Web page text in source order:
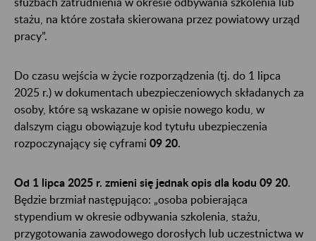
stażu, na które została skierowana przez powiatowy urząd
pracy”.
Do czasu wejścia w życie rozporządzenia (tj. do 1 lipca
2025 r.) w dokumentach ubezpieczeniowych składanych za
osoby, które są wskazane w opisie nowego kodu, w
dalszym ciągu obowiązuje kod tytułu ubezpieczenia
rozpoczynający się cyframi 09 20.
Od 1 lipca 2025 r. zmieni się jednak opis dla kodu 09 20.
Będzie brzmiał następująco: „osoba pobierająca
stypendium w okresie odbywania szkolenia, stażu,
przygotowania zawodowego dorosłych lub uczestnictwa w